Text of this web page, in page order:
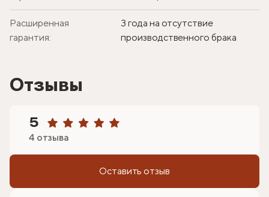
Расширенная
гарантия:
3 года на отсутствие
производственного брака
Отзывы
5
4 отзыва
Оставить отзыв